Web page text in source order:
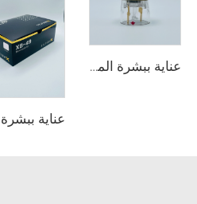
عناية ببشرة الميكرونيدلينغ بالرف مع أطراف سيلفيروم X X-25